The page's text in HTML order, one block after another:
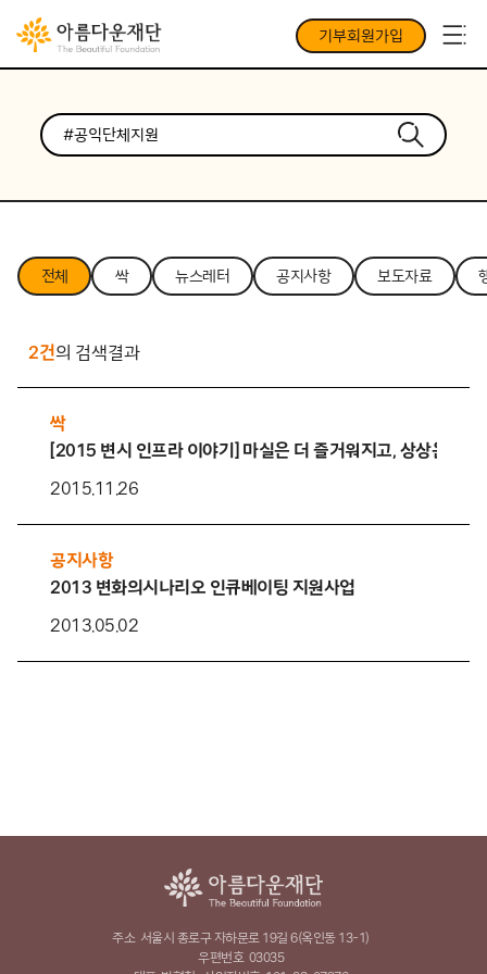
기부회원가입
전체 싹 뉴스레터 공지사항 보도자료
2건의 검색결과
싹
[2015 변시 인프라 이야기] 마실은 더 즐거워지고, 상상은 더
2015.11.26
공지사항
2013 변화의시나리오 인큐베이팅 지원사업
2013.05.02
주소 서울시 종로구 자하문로 19길 6(옥인동 13-1)
우편번호 03035